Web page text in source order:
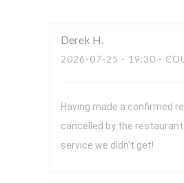
Derek H
2026-07-25 - 19:30 -
Having made a confirmed
cancelled by the
service we didn't get!